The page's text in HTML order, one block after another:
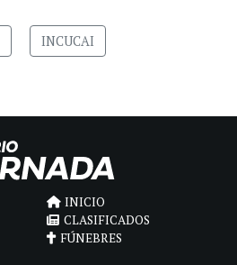
INCUCAI
INICIO
CLASIFICADOS
FÚNEBRES